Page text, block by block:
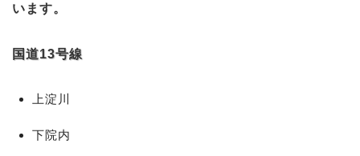
います。
国道13号線
上淀川
下院内